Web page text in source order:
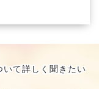
いて詳しく聞きたい